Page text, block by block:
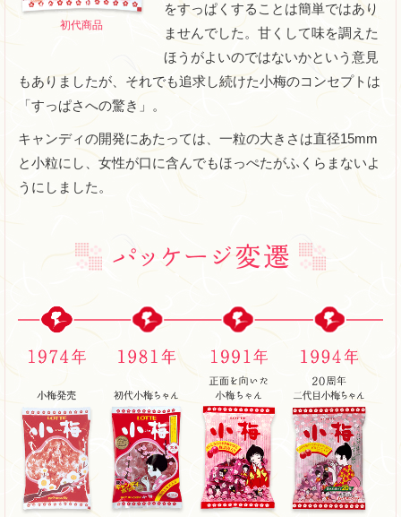
初代商品
をすっぱくすることは簡単ではあり
ませんでした。甘くして味を調えた
ほうがよいのではないかという意見
もありましたが、それでも追求し続けた小梅のコンセプトは
「すっぱさへの驚き」。
キャンディの開発にあたっては、一粒の大きさは直径15mm
と小粒にし、女性が口に含んでもほっぺたがふくらまないよ
うにしました。